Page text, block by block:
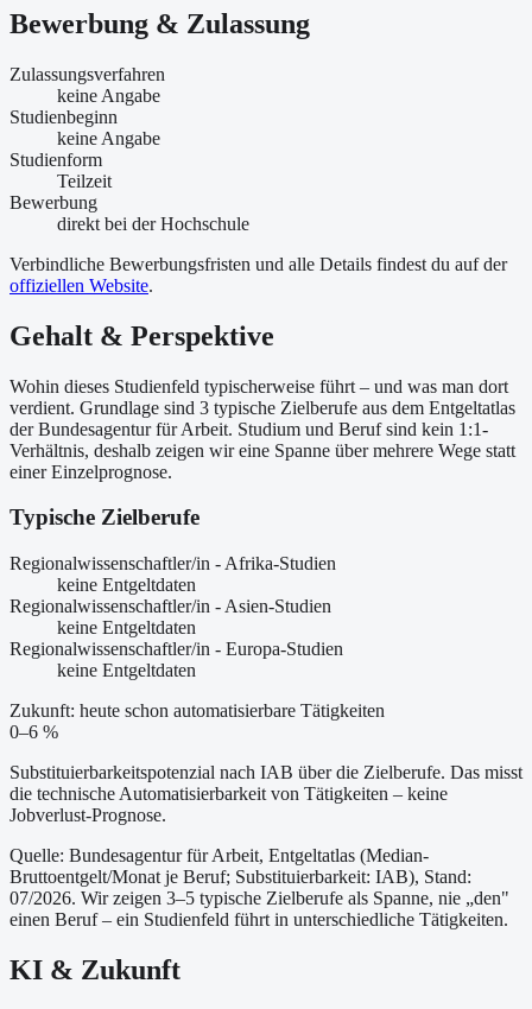
Bewerbung & Zulassung
Zulassungsverfahren
keine Angabe
Studienbeginn
keine Angabe
Studienform
Teilzeit
Bewerbung
direkt bei der Hochschule
Verbindliche Bewerbungsfristen und alle Details findest du auf der
offiziellen Website.
Gehalt & Perspektive
Wohin dieses Studienfeld typischerweise führt – und was man dort
verdient. Grundlage sind 3 typische Zielberufe aus dem Entgeltatlas
der Bundesagentur für Arbeit. Studium und Beruf sind kein 1:1-
Verhältnis, deshalb zeigen wir eine Spanne über mehrere Wege statt
einer Einzelprognose.
Typische Zielberufe
Regionalwissenschaftler/in - Afrika-Studien
keine Entgeltdaten
Regionalwissenschaftler/in - Asien-Studien
keine Entgeltdaten
Regionalwissenschaftler/in - Europa-Studien
keine Entgeltdaten
Zukunft: heute schon automatisierbare Tätigkeiten
0–6 %
Substituierbarkeitspotenzial nach IAB über die Zielberufe. Das misst
die technische Automatisierbarkeit von Tätigkeiten – keine
Jobverlust-Prognose.
Quelle: Bundesagentur für Arbeit, Entgeltatlas (Median-
Bruttoentgelt/Monat je Beruf; Substituierbarkeit: IAB), Stand:
07/2026. Wir zeigen 3–5 typische Zielberufe als Spanne, nie „den"
einen Beruf – ein Studienfeld führt in unterschiedliche Tätigkeiten.
KI & Zukunft